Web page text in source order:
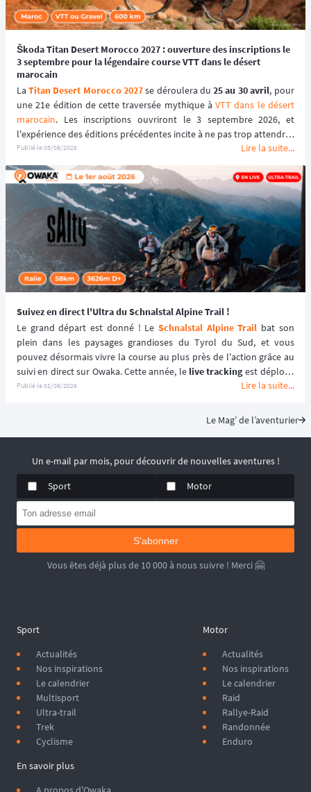
Škoda Titan Desert Morocco 2027 : ouverture des inscriptions le
3 septembre pour la légendaire course VTT dans le désert
marocain
La Titan Desert Morocco 2027 se déroulera du 25 au 30 avril, pour
une 21e édition de cette traversée mythique à VTT dans le désert
marocain. Les inscriptions ouvriront le 3 septembre 2026, et
l'expérience des éditions précédentes incite à ne pas trop attendre :
le tarif early bird, réservé aux 100 premiers inscrits, s'est envolé en
quelques heures les années passées.
Publié le05/08/2026 Lire la suite...
Suivez en direct l'Ultra du Schnalstal Alpine Trail !
Le grand départ est donné ! Le Schnalstal Alpine Trail bat son
plein dans les paysages grandioses du Tyrol du Sud, et vous
pouvez désormais vivre la course au plus près de l'action grâce au
suivi en direct sur Owaka. Cette année, le live tracking est déployé
spécifiquement pour la distance reine de l'événement afin de
Publié le01/08/2026 Lire la suite...
Le Mag’ de l’aventurier
Un e-mail par mois, pour découvrir de nouvelles aventures !
Sport
Motor
S'abonner
Vous êtes déjà plus de 10 000 à nous suivre ! Merci 🤗
Sport
Actualités
Nos inspirations
Le calendrier
Multisport
Ultra-trail
Trek
Cyclisme
Motor
Actualités
Nos inspirations
Le calendrier
Raid
Rallye-Raid
Randonnée
Enduro
En savoir plus